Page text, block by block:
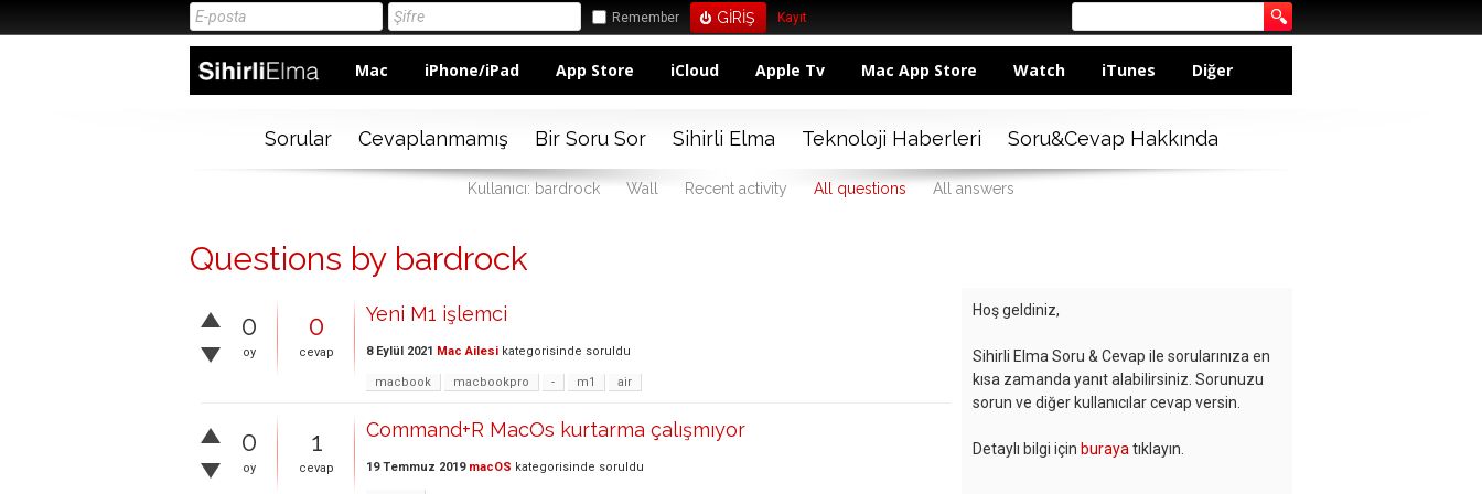
Remember Kayıt
Mac iPhone/iPad App Store iCloud Apple Tv Mac App Store Watch iTunes Diğer
Sorular Cevaplanmamış Bir Soru Sor Sihirli Elma Teknoloji Haberleri Soru&Cevap Hakkında
Kullanıcı: bardrock Wall Recent activity All questions All answers
Questions by bardrock
0
oy
0
cevap
Yeni M1 işlemci
8 Eylül 2021 Mac Ailesi kategorisinde soruldu
macbook macbookpro - m1 air
0
oy
1
cevap
Command+R MacOs kurtarma çalışmıyor
19 Temmuz 2019 macOS kategorisinde soruldu
Hoş geldiniz,
Sihirli Elma Soru & Cevap ile sorularınıza en
kısa zamanda yanıt alabilirsiniz. Sorunuzu
sorun ve diğer kullanıcılar cevap versin.
Detaylı bilgi için buraya tıklayın.